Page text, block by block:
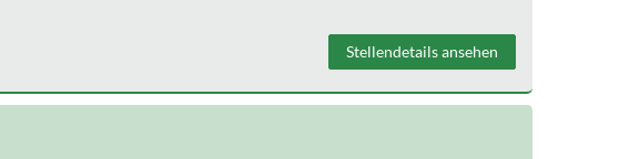
Stellendetails ansehen